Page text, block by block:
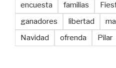
encuesta
familias
ganadores
libertad
Navidad
ofrenda Pilar